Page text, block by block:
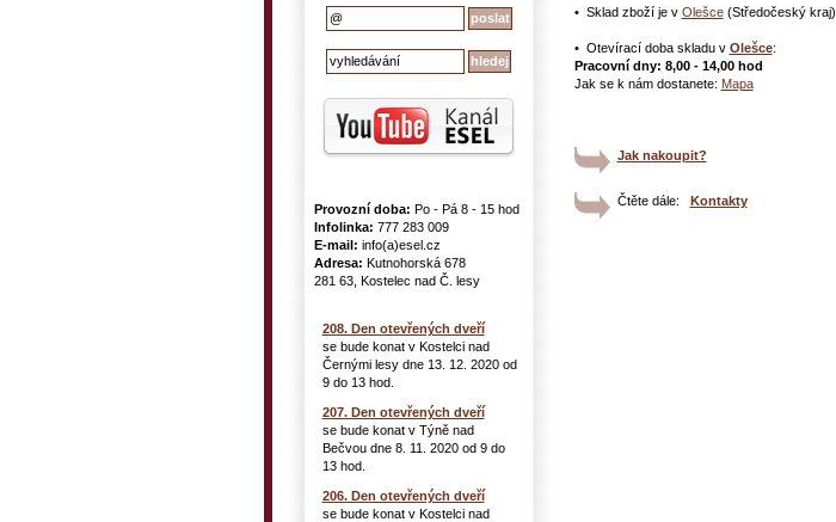
Provozní doba: Po - Pá 8 - 15 hod
Infolinka: 777 283 009
E-mail: info(a)esel.cz
Adresa: Kutnohorská 678
281 63, Kostelec nad Č. lesy
208. Den otevřených dveří
se bude konat v Kostelci nad
Černými lesy dne 13. 12. 2020 od
9 do 13 hod.
207. Den otevřených dveří
se bude konat v Týně nad
Bečvou dne 8. 11. 2020 od 9 do
13 hod.
206. Den otevřených dveří
se bude konat v Kostelci nad
• Sklad zboží je v Olešce (Středočeský kraj)
• Otevírací doba skladu v Olešce:
Pracovní dny: 8,00 - 14,00 hod
Jak se k nám dostanete: Mapa
Jak nakoupit?
Čtěte dále: Kontakty